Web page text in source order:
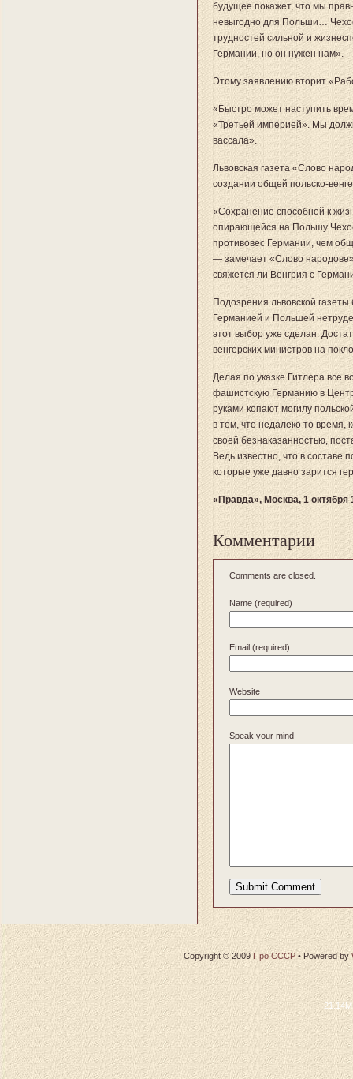
будущее покажет, что мы
невыгодно для Польши…
трудностей сильной и
Германии, но он нужен нам».
Этому заявлению вторит
«Быстро может наступить
«Третьей империей». Мы
вассала».
Львовская газета «Слово
создании общей польско-
«Сохранение способной к
опирающейся на Польшу
противовес Германии, чем
— замечает «Слово
свяжется ли Венгрия с
Подозрения львовской
Германией и Польшей
этот выбор уже сделан.
венгерских министров на
Делая по указке Гитлера все
фашистскую Германию в
руками копают могилу
в том, что недалеко то время,
своей безнаказанностью,
Ведь известно, что в составе
которые уже давно зарится
«Правда», Москва, 1 октября
Комментарии
Comments are closed.
Name (required)
Email (required)
Website
Speak your mind
Copyright © 2009 Про СССР•Powered by